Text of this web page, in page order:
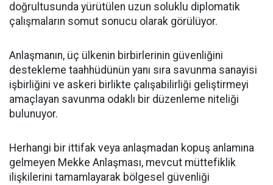
doğrultusunda yürütülen uzun soluklu diplomatik
çalışmaların somut sonucu olarak görülüyor.
Anlaşmanın, üç ülkenin birbirlerinin güvenliğini
destekleme taahhüdünün yanı sıra savunma sanayisi
işbirliğini ve askeri birlikte çalışabilirliği geliştirmeyi
amaçlayan savunma odaklı bir düzenleme niteliği
bulunuyor.
Herhangi bir ittifak veya anlaşmadan kopuş anlamına
gelmeyen Mekke Anlaşması, mevcut müttefiklik
ilişkilerini tamamlayarak bölgesel güvenliği